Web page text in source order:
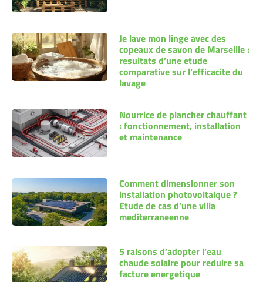
Je lave mon linge avec des
copeaux de savon de Marseille :
resultats d’une etude
comparative sur l’efficacite du
lavage
Nourrice de plancher chauffant
: fonctionnement, installation
et maintenance
Comment dimensionner son
installation photovoltaique ?
Etude de cas d’une villa
mediterraneenne
5 raisons d’adopter l’eau
chaude solaire pour reduire sa
facture energetique